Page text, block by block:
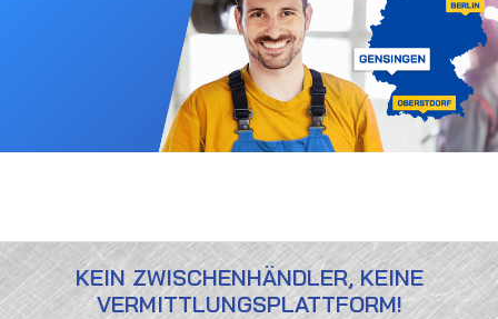
KEIN ZWISCHENHÄNDLER, KEINE
VERMITTLUNGSPLATTFORM!